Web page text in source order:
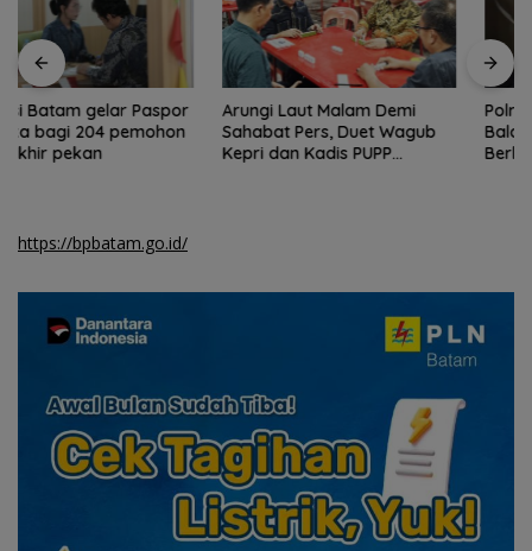
Arungi Laut Malam Demi
Sahabat Pers, Duet Wagub
Kepri dan Kadis PUPP
Polresta Barelang Razia
Balap Liar, 31 Motor
Berknalpot Brong Ditindak
https://bpbatam.go.id/